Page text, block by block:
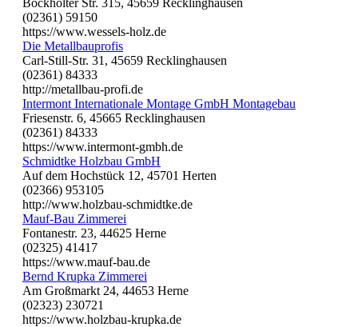
(02361) 59150
https://www.wessels-holz.de
Die Metallbauprofis
Carl-Still-Str. 31, 45659 Recklinghausen
(02361) 84333
http://metallbau-profi.de
Intermont Internationale Montage GmbH Montagebau
Friesenstr. 6, 45665 Recklinghausen
(02361) 84333
https://www.intermont-gmbh.de
Schmidtke Holzbau GmbH
Auf dem Hochstück 12, 45701 Herten
(02366) 953105
http://www.holzbau-schmidtke.de
Mauf-Bau Zimmerei
Fontanestr. 23, 44625 Herne
(02325) 41417
https://www.mauf-bau.de
Bernd Krupka Zimmerei
Am Großmarkt 24, 44653 Herne
(02323) 230721
https://www.holzbau-krupka.de